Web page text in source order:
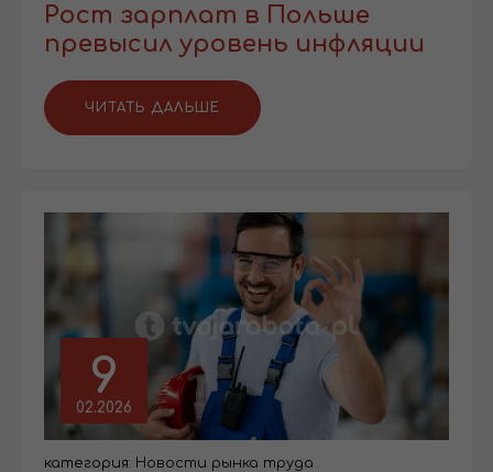
Рост зарплат в Польше
превысил уровень инфляции
ЧИТАТЬ ДАЛЬШЕ
9
02.2026
категория: Новости рынка труда